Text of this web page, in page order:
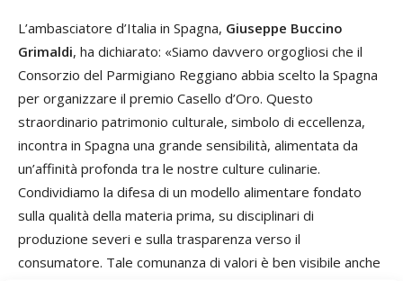
L’ambasciatore d’Italia in Spagna, Giuseppe Buccino
Grimaldi, ha dichiarato: «Siamo davvero orgogliosi che il
Consorzio del Parmigiano Reggiano abbia scelto la Spagna
per organizzare il premio Casello d’Oro. Questo
straordinario patrimonio culturale, simbolo di eccellenza,
incontra in Spagna una grande sensibilità, alimentata da
un’affinità profonda tra le nostre culture culinarie.
Condividiamo la difesa di un modello alimentare fondato
sulla qualità della materia prima, su disciplinari di
produzione severi e sulla trasparenza verso il
consumatore. Tale comunanza di valori è ben visibile anche